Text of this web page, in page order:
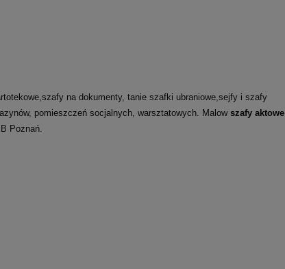
na dokumenty, tanie szafki ubraniowe,sejfy i szafy
pomieszczeń socjalnych, warsztatowych. Malow szafy aktowe
Poznań.